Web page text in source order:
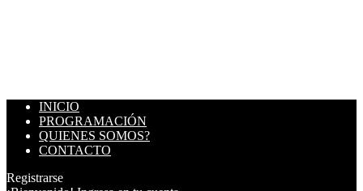
INICIO
PROGRAMACIÓN
QUIENES SOMOS?
CONTACTO
Registrarse